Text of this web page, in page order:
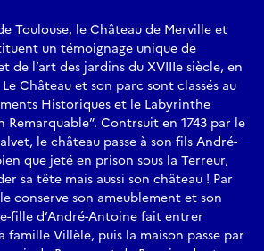
Toulouse, le Château de Merville et
un témoignage unique de
de l’art des jardins du XVIIIe siècle, en
Château et son parc sont classés au
Historiques et le Labyrinthe
Remarquable”. Contrsuit en 1743 par le
le château passe à son fils André-
que jeté en prison sous la Terreur,
sa tête mais aussi son château ! Par
conserve son ameublement et son
fille d’André-Antoine fait entrer
famille Villèle, puis la maison passe par